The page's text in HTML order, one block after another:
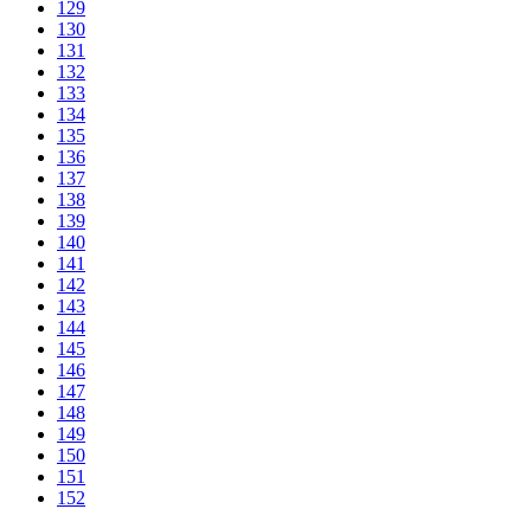
129
130
131
132
133
134
135
136
137
138
139
140
141
142
143
144
145
146
147
148
149
150
151
152